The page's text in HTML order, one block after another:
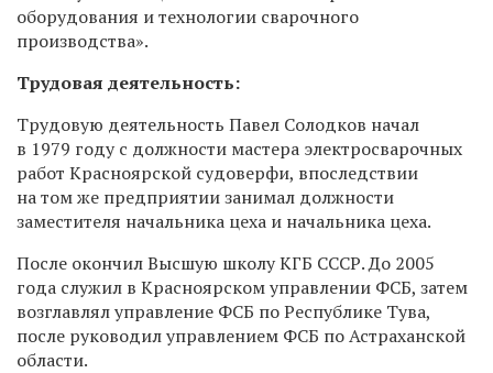
оборудования и технологии сварочного
производства».
Трудовая деятельность:
Трудовую деятельность Павел Солодков начал
в 1979 году с должности мастера электросварочных
работ Красноярской судоверфи, впоследствии
на том же предприятии занимал должности
заместителя начальника цеха и начальника цеха.
После окончил Высшую школу КГБ СССР. До 2005
года служил в Красноярском управлении ФСБ, затем
возглавлял управление ФСБ по Республике Тува,
после руководил управлением ФСБ по Астраханской
области.